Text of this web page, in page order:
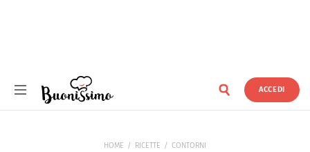
ACCEDI
HOME RICETTE CONTORNI